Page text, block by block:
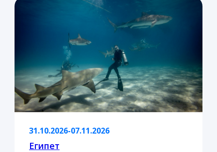
31.10.2026-07.11.2026
Египет